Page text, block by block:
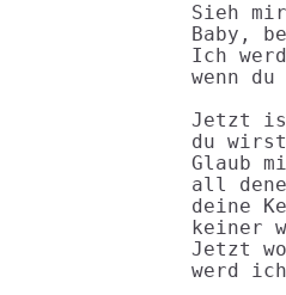
Sieh
Baby,
Ich
wenn
Jetzt
du
Glaub
all
deine
keiner
Jetzt
werd